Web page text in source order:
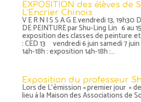
EXPOSITION des élèves de
L’Encrier Chinois
V E R N I S S A G E vendredi 13, 19h30
DE PEINTURE par Shu-Ling Lin 6 au
exposition des classes de peinture
: CED 13 vendredi 6 juin samedi 7
14h-18h : exposition 14h-18h :...
Exposition du professeur
Lors de L’émission « premier jour »
lieu à la Maison des Associations de